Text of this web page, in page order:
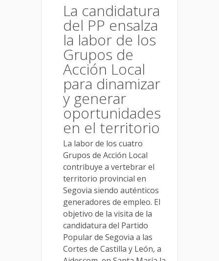
La candidatura
del PP ensalza
la labor de los
Grupos de
Acción Local
para dinamizar
y generar
oportunidades
en el territorio
La labor de los cuatro
Grupos de Acción Local
contribuye a vertebrar el
territorio provincial en
Segovia siendo auténticos
generadores de empleo. El
objetivo de la visita de la
candidatura del Partido
Popular de Segovia a las
Cortes de Castilla y León, a